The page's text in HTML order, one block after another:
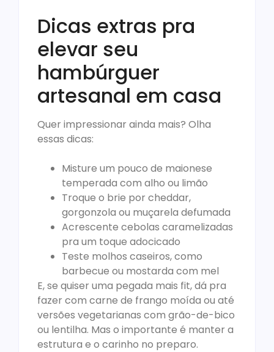
Dicas extras pra
elevar seu
hambúrguer
artesanal em casa
Quer impressionar ainda mais? Olha
essas dicas:
Misture um pouco de maionese
temperada com alho ou limão
Troque o brie por cheddar,
gorgonzola ou muçarela defumada
Acrescente cebolas caramelizadas
pra um toque adocicado
Teste molhos caseiros, como
barbecue ou mostarda com mel
E, se quiser uma pegada mais fit, dá pra
fazer com carne de frango moída ou até
versões vegetarianas com grão-de-bico
ou lentilha. Mas o importante é manter a
estrutura e o carinho no preparo.